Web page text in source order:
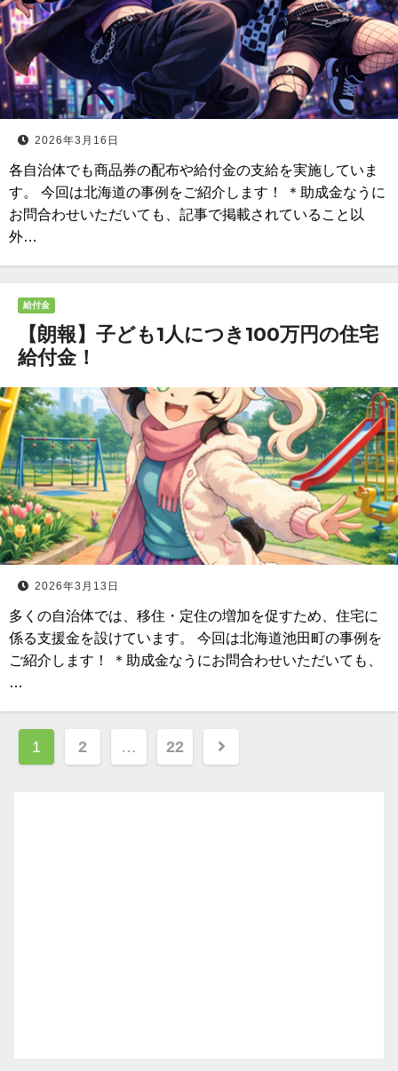
2026年3月16日
各自治体でも商品券の配布や給付金の支給を実施していま
す。 今回は北海道の事例をご紹介します！ ＊助成金なうに
お問合わせいただいても、記事で掲載されていること以
外…
給付金
【朗報】子ども1人につき100万円の住宅
給付金！
2026年3月13日
多くの自治体では、移住・定住の増加を促すため、住宅に
係る支援金を設けています。 今回は北海道池田町の事例を
ご紹介します！ ＊助成金なうにお問合わせいただいても、
…
投
稿
1 2 … 22